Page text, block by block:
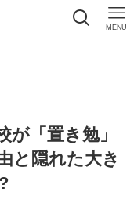
MENU
が「置き勉」
と隠れた大き